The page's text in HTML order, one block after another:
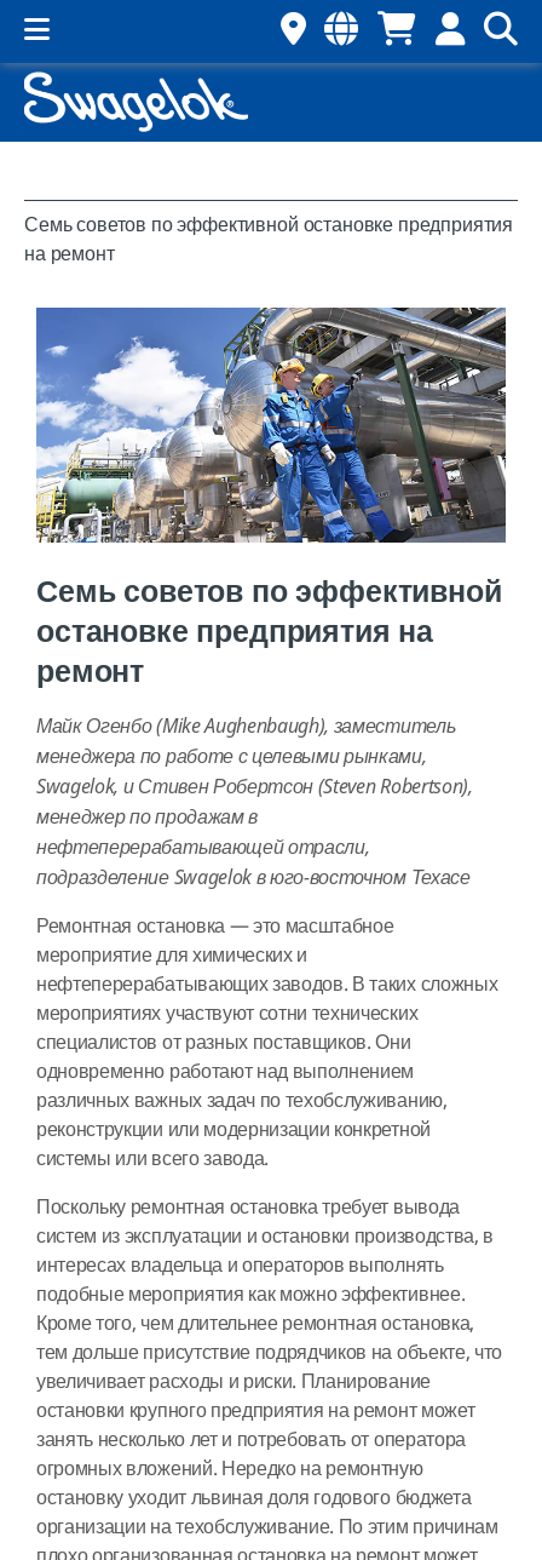
Семь советов по эффективной остановке предприятия
на ремонт
Семь советов по эффективной
остановке предприятия на
ремонт
Майк Огенбо (Mike Aughenbaugh), заместитель
менеджера по работе с целевыми рынками,
Swagelok, и Стивен Робертсон (Steven Robertson),
менеджер по продажам в
нефтеперерабатывающей отрасли,
подразделение Swagelok в юго-восточном Техасе
Ремонтная остановка — это масштабное
мероприятие для химических и
нефтеперерабатывающих заводов. В таких сложных
мероприятиях участвуют сотни технических
специалистов от разных поставщиков. Они
одновременно работают над выполнением
различных важных задач по техобслуживанию,
реконструкции или модернизации конкретной
системы или всего завода.
Поскольку ремонтная остановка требует вывода
систем из эксплуатации и остановки производства, в
интересах владельца и операторов выполнять
подобные мероприятия как можно эффективнее.
Кроме того, чем длительнее ремонтная остановка,
тем дольше присутствие подрядчиков на объекте, что
увеличивает расходы и риски. Планирование
остановки крупного предприятия на ремонт может
занять несколько лет и потребовать от оператора
огромных вложений. Нередко на ремонтную
остановку уходит львиная доля годового бюджета
организации на техобслуживание. По этим причинам